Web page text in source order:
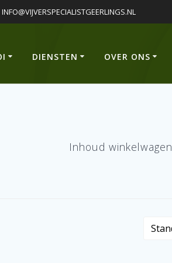
INFO@VIJVERSPECIALISTGEERLINGS.NL
DIENSTEN OVER ONS
Inhoud